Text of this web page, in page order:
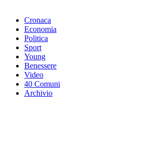
Cronaca
Economia
Politica
Sport
Young
Benessere
Video
40 Comuni
Archivio